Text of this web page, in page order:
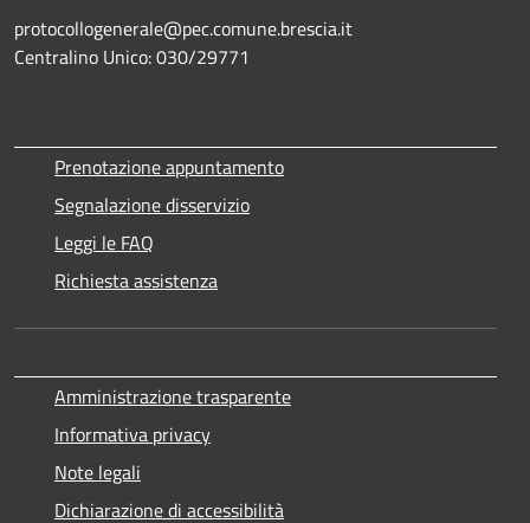
protocollogenerale@pec.comune.brescia.it
Centralino Unico: 030/29771
Prenotazione appuntamento
Segnalazione disservizio
Leggi le FAQ
Richiesta assistenza
Amministrazione trasparente
Informativa privacy
Note legali
Dichiarazione di accessibilità